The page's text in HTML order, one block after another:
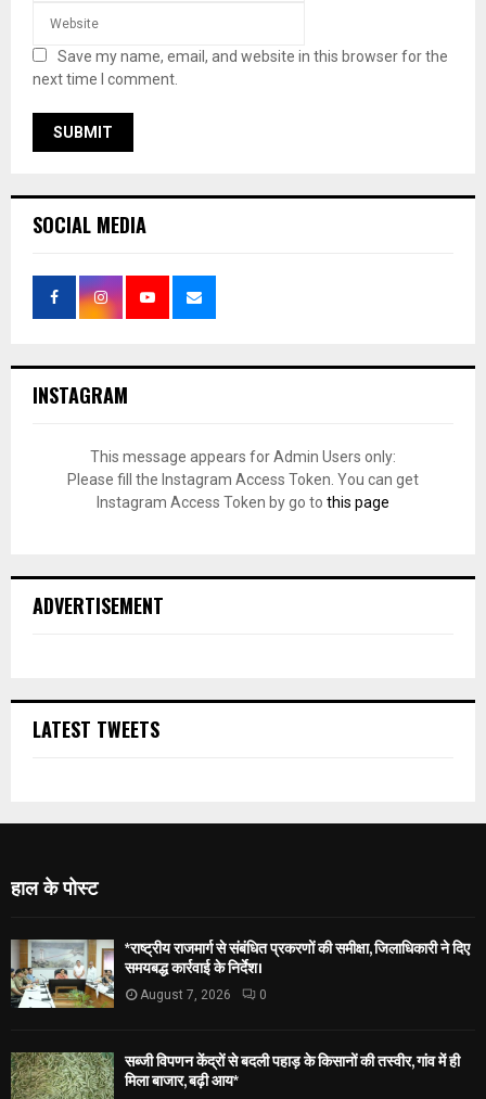
Save my name, email, and website in this browser for the
next time I comment.
SOCIAL MEDIA
INSTAGRAM
This message appears for Admin Users only:
Please fill the Instagram Access Token. You can get
Instagram Access Token by go to this page
ADVERTISEMENT
LATEST TWEETS
हाल के पोस्ट
*राष्ट्रीय राजमार्ग से संबंधित प्रकरणों की समीक्षा, जिलाधिकारी ने दिए
समयबद्ध कार्रवाई के निर्देश।
August 7, 2026 0
सब्जी विपणन केंद्रों से बदली पहाड़ के किसानों की तस्वीर, गांव में ही
मिला बाजार, बढ़ी आय*